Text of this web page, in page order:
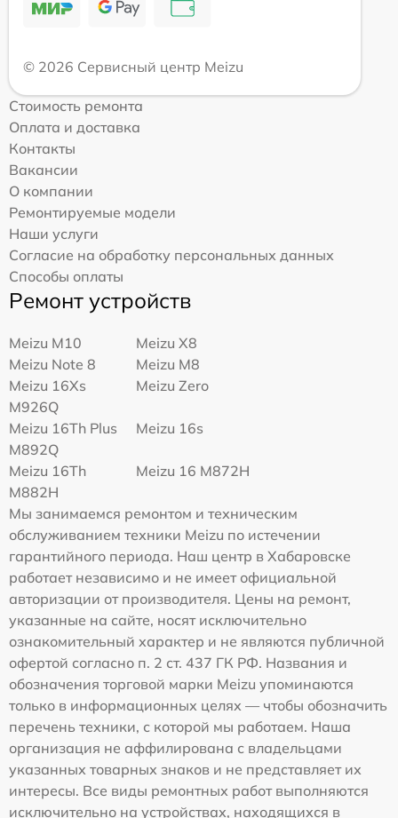
© 2026 Сервисный центр Meizu
Стоимость ремонта
Оплата и доставка
Контакты
Вакансии
О компании
Ремонтируемые модели
Наши услуги
Согласие на обработку персональных данных
Способы оплаты
Ремонт устройств
Meizu M10
Meizu X8
Meizu Note 8
Meizu M8
Meizu 16Xs
M926Q
Meizu Zero
Meizu 16Th Plus
M892Q
Meizu 16s
Meizu 16Th
M882H
Meizu 16 M872H
Мы занимаемся ремонтом и техническим
обслуживанием техники Meizu по истечении
гарантийного периода. Наш центр в Хабаровске
работает независимо и не имеет официальной
авторизации от производителя. Цены на ремонт,
указанные на сайте, носят исключительно
ознакомительный характер и не являются публичной
офертой согласно п. 2 ст. 437 ГК РФ. Названия и
обозначения торговой марки Meizu упоминаются
только в информационных целях — чтобы обозначить
перечень техники, с которой мы работаем. Наша
организация не аффилирована с владельцами
указанных товарных знаков и не представляет их
интересы. Все виды ремонтных работ выполняются
исключительно на устройствах, находящихся в